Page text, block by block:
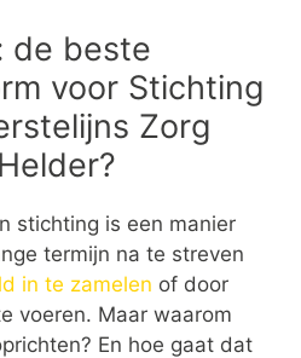
de beste
voor Stichting
Zorg
stichting is een manier
termijn na te streven
in te zamelen of door
voeren. Maar waarom
En hoe gaat dat